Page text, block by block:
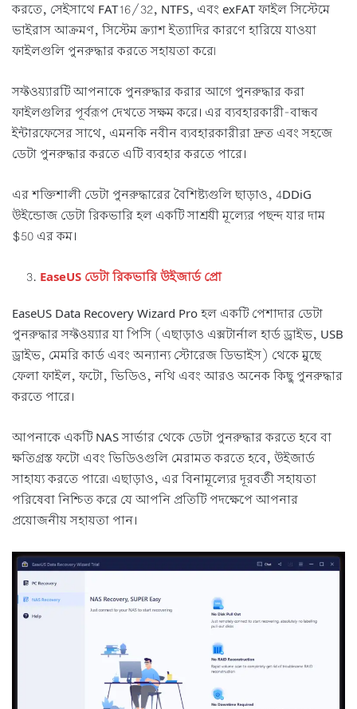
করতে, সেইসাথে FAT16/32, NTFS, এবং exFAT ফাইল সিস্টেমে
ভাইরাস আক্রমণ, সিস্টেম ক্র্যাশ ইত্যাদির কারণে হারিয়ে যাওয়া
ফাইলগুলি পুনরুদ্ধার করতে সহায়তা করে৷
সফ্টওয়্যারটি আপনাকে পুনরুদ্ধার করার আগে পুনরুদ্ধার করা
ফাইলগুলির পূর্বরূপ দেখতে সক্ষম করে। এর ব্যবহারকারী-বান্ধব
ইন্টারফেসের সাথে, এমনকি নবীন ব্যবহারকারীরা দ্রুত এবং সহজে
ডেটা পুনরুদ্ধার করতে এটি ব্যবহার করতে পারে।
এর শক্তিশালী ডেটা পুনরুদ্ধারের বৈশিষ্ট্যগুলি ছাড়াও, 4DDiG
উইন্ডোজ ডেটা রিকভারি হল একটি সাশ্রয়ী মূল্যের পছন্দ যার দাম
$50 এর কম।
EaseUS ডেটা রিকভারি উইজার্ড প্রো
EaseUS Data Recovery Wizard Pro হল একটি পেশাদার ডেটা
পুনরুদ্ধার সফ্টওয়্যার যা পিসি (এছাড়াও এক্সটার্নাল হার্ড ড্রাইভ, USB
ড্রাইভ, মেমরি কার্ড এবং অন্যান্য স্টোরেজ ডিভাইস) থেকে মুছে
ফেলা ফাইল, ফটো, ভিডিও, নথি এবং আরও অনেক কিছু পুনরুদ্ধার
করতে পারে।
আপনাকে একটি NAS সার্ভার থেকে ডেটা পুনরুদ্ধার করতে হবে বা
ক্ষতিগ্রস্ত ফটো এবং ভিডিওগুলি মেরামত করতে হবে, উইজার্ড
সাহায্য করতে পারে৷ এছাড়াও, এর বিনামূল্যের দূরবর্তী সহায়তা
পরিষেবা নিশ্চিত করে যে আপনি প্রতিটি পদক্ষেপে আপনার
প্রয়োজনীয় সহায়তা পান।